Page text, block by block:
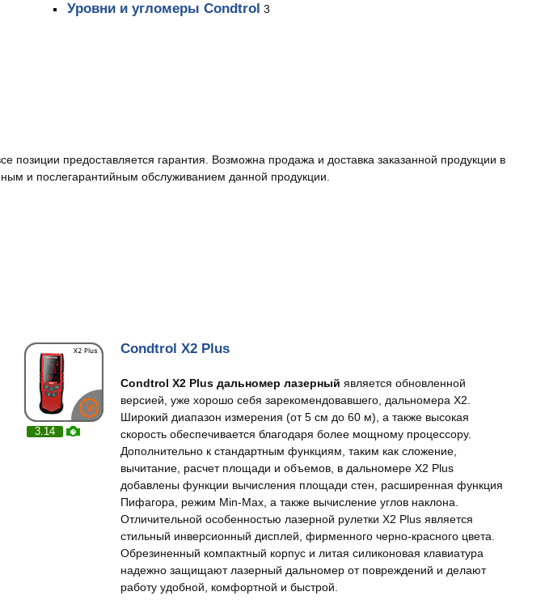
Уровни и угломеры Condtrol 3
позиции предоставляется гарантия. Возможна продажа и доставка заказанной продукции в
и послегарантийным обслуживанием данной продукции.
3.14
Condtrol X2 Plus
Condtrol X2 Plus дальномер лазерный является обновленной
версией, уже хорошо себя зарекомендовавшего, дальномера X2.
Широкий диапазон измерения (от 5 см до 60 м), а также высокая
скорость обеспечивается благодаря более мощному процессору.
Дополнительно к стандартным функциям, таким как сложение,
вычитание, расчет площади и объемов, в дальномере X2 Plus
добавлены функции вычисления площади стен, расширенная функция
Пифагора, режим Min-Max, а также вычисление углов наклона.
Отличительной особенностью лазерной рулетки X2 Plus является
стильный инверсионный дисплей, фирменного черно-красного цвета.
Обрезиненный компактный корпус и литая силиконовая клавиатура
надежно защищают лазерный дальномер от повреждений и делают
работу удобной, комфортной и быстрой.